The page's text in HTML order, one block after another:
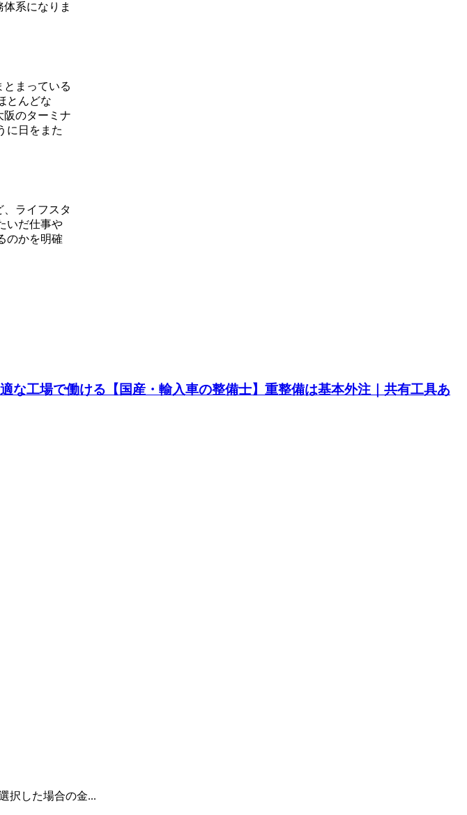
系になりま
まっている
とんどな
阪のターミナ
に日をまた
ライフスタ
いだ仕事や
のかを明確
な工場で働ける【国産・輸入車の整備士】重整備は基本外注｜共有工具あ
択した場合の金...